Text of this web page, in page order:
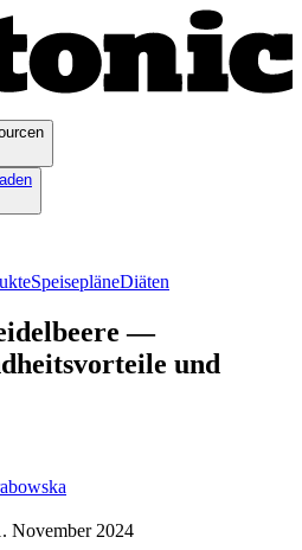
SpeisepläneDiäten
—
und
November 2024